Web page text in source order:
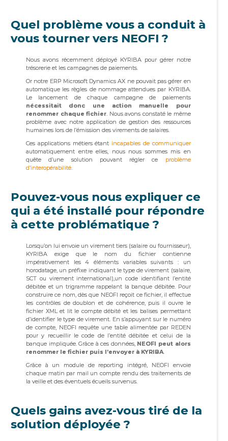
Quel problème vous a conduit à
vous tourner vers NEOFI ?
Nous avons récemment déployé KYRIBA pour gérer notre
trésorerie et les campagnes de paiements.
Or notre ERP Microsoft Dynamics AX ne pouvait pas gérer en
automatique les règles de nommage attendues par KYRIBA.
Le lancement de chaque campagne de paiements
nécessitait donc une action manuelle pour
renommer chaque fichier. Nous avons constaté le même
problème avec notre application de gestion des ressources
humaines lors de l’émission des virements de salaires.
Ces applications métiers étant incapables de communiquer
automatiquement entre elles, nous nous sommes mis en
quête d’une solution pouvant régler ce
problème
d’interopérabilité.
Pouvez-vous nous expliquer ce
qui a été installé pour répondre
à cette problématique ?
Lorsqu’on lui envoie un virement tiers (salaire ou fournisseur),
KYRIBA exige que le nom du fichier contienne
impérativement les 4 éléments variables suivants : un
horodatage, un préfixe indiquant le type de virement (salaire,
SCT ou virement international),un code identifiant l’entité
débitée et un trigramme rappelant la banque débitée. Pour
construire ce nom, dès que NEOFI reçoit ce fichier, il effectue
les contrôles de doublon et de cohérence, puis il ouvre le
fichier XML et lit le compte débité et les balises permettant
d’identifier le type de virement. En s’appuyant sur le numéro
de compte, NEOFI requête une table alimentée par REDEN
pour y recueillir le code de l’entité débitée et celui de la
banque impliquée. Grâce à ces données,NEOFI peut alors
renommer le fichier puis l’envoyer à KYRIBA.
Grâce à un module de reporting intégré, NEOFI envoie
chaque matin par mail un compte rendu des traitements de
la veille et des éventuels écueils survenus.
Quels gains avez-vous tiré de la
solution déployée ?